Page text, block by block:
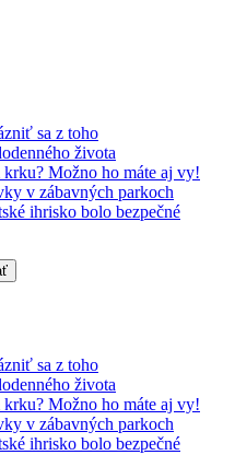
sa z toho
života
krku? Možno ho máte aj vy!
v zábavných parkoch
ihrisko bolo bezpečné
sa z toho
života
krku? Možno ho máte aj vy!
v zábavných parkoch
ihrisko bolo bezpečné